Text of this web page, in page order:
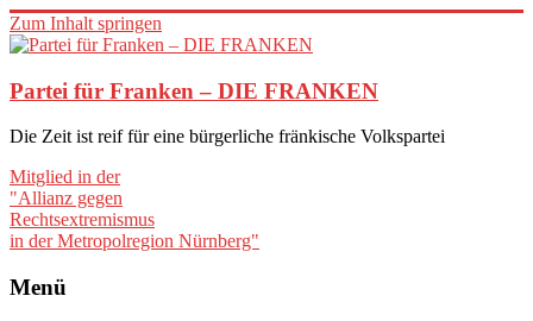
Zum Inhalt springen
Partei für Franken – DIE FRANKEN
Die Zeit ist reif für eine bürgerliche fränkische Volkspartei
Mitglied in der
"Allianz gegen
Rechtsextremismus
in der Metropolregion Nürnberg"
Menü